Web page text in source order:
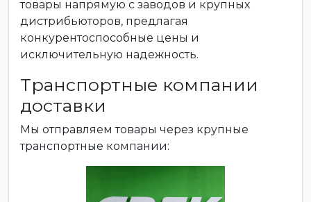
товары напрямую с заводов и крупных
дистрибьюторов, предлагая
конкурентоспособные цены и
исключительную надежность.
Транспортные компании
доставки
Мы отправляем товары через крупные
транспортные компании: